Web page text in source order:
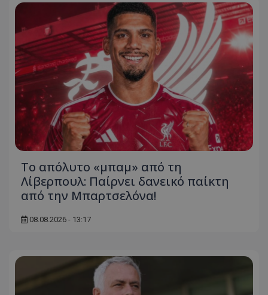
Το απόλυτο «μπαμ» από τη
Λίβερπουλ: Παίρνει δανεικό παίκτη
από την Μπαρτσελόνα!
08.08.2026 - 13:17